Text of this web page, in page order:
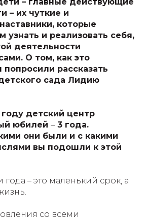
– их чуткие и
которые
узнать и реализовать себя,
деятельности
О том, как это
рассказать
сада Лидию
детский центр
юбилей – 3 года.
они были и с какими
вы подошли к этой
года – это маленький срок, а
со всеми